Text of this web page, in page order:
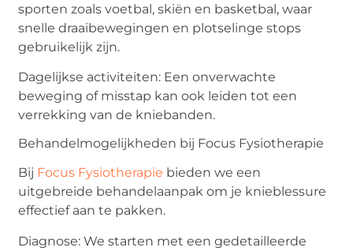
sporten zoals voetbal, skiën en basketbal, waar
snelle draaibewegingen en plotselinge stops
gebruikelijk zijn.
Dagelijkse activiteiten: Een onverwachte
beweging of misstap kan ook leiden tot een
verrekking van de kniebanden.
Behandelmogelijkheden bij Focus Fysiotherapie
Bij Focus Fysiotherapie bieden we een
uitgebreide behandelaanpak om je knieblessure
effectief aan te pakken.
Diagnose: We starten met een gedetailleerde